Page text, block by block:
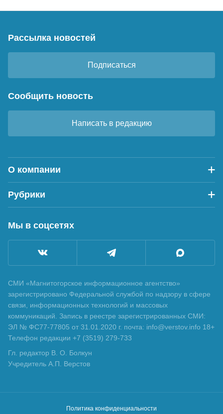
Рассылка новостей
Подписаться
Сообщить новость
Написать в редакцию
О компании
Рубрики
Мы в соцсетях
СМИ «Магнитогорское информационное агентство»
зарегистрировано Федеральной службой по надзору в сфере
связи, информационных технологий и массовых
коммуникаций. Запись в реестре зарегистрированных СМИ:
ЭЛ № ФС77-77805 от 31.01.2020 г. почта: info@verstov.info 18+
Телефон редакции +7 (3519) 279-733
Гл. редактор В. О. Болкун
Учредитель А.П. Верстов
Политика конфиденциальности